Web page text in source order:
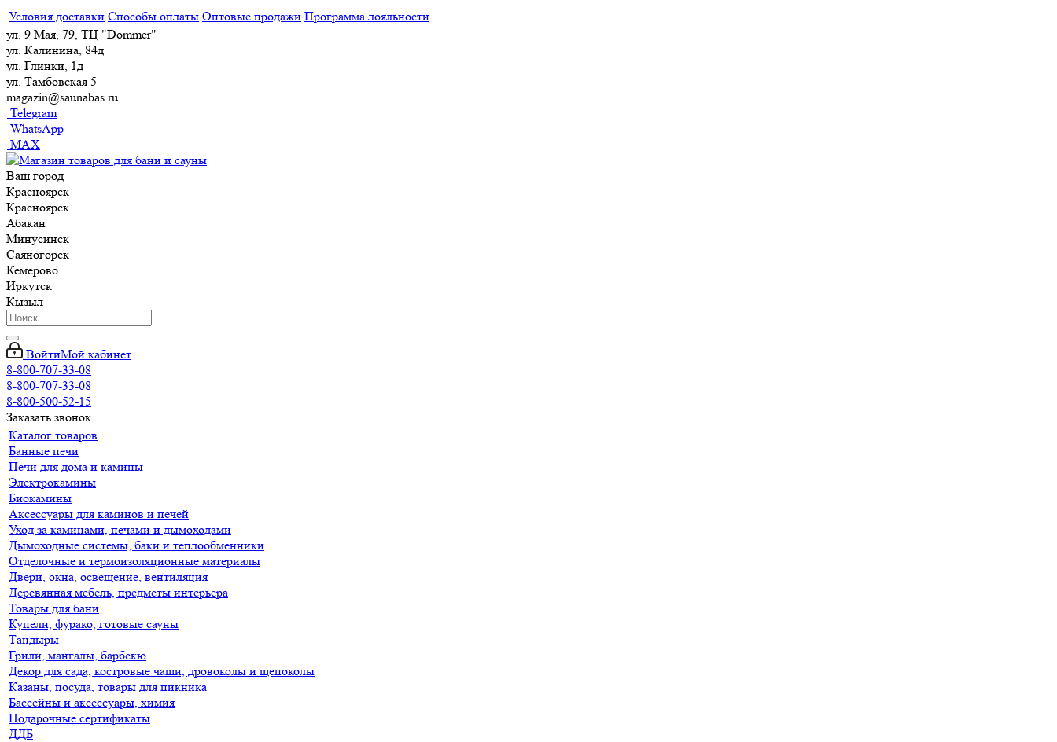
Условия доставки Способы оплаты Оптовые продажи Программа лояльности
ул. 9 Мая, 79, ТЦ "Dommer"
ул. Калинина, 84д
ул. Глинки, 1д
ул. Тамбовская 5
magazin@saunabas.ru
Telegram
WhatsApp
MAX
Ваш город
Красноярск
Красноярск
Абакан
Минусинск
Саяногорск
Кемерово
Иркутск
Кызыл
ВойтиМой кабинет
8-800-707-33-08
8-800-707-33-08
8-800-500-52-15
Заказать звонок
Каталог товаров
Банные печи
Печи для дома и камины
Электрокамины
Биокамины
Аксессуары для каминов и печей
Уход за каминами, печами и дымоходами
Дымоходные системы, баки и теплообменники
Отделочные и термоизоляционные материалы
Двери, окна, освещение, вентиляция
Деревянная мебель, предметы интерьера
Товары для бани
Купели, фурако, готовые сауны
Тандыры
Грили, мангалы, барбекю
Декор для сада, костровые чаши, дровоколы и щепоколы
Казаны, посуда, товары для пикника
Бассейны и аксессуары, химия
Подарочные сертификаты
ДДБ